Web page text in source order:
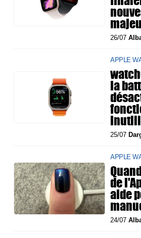
26/07
APPLE
la
25/07
APPLE
de
aide
24/07